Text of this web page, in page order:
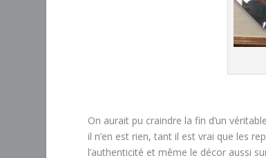
On aurait pu craindre la fin d’un
il n’en est rien, tant il est vrai que les
l’authenticité et même le décor aussi